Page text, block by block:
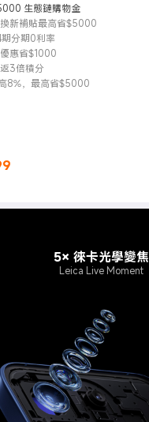
生態鏈購物金
新補貼最高省$5000
分期0利率
惠省$1000
3倍積分
8%，最高省$5000
5× 徠卡光學變焦
Leica Live Moment